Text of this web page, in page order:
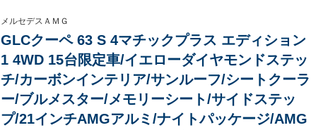
メルセデスＡＭＧ
GLCクーペ 63 S 4マチックプラス エディション
1 4WD 15台限定車/イエローダイヤモンドステッ
チ/カーボンインテリア/サンルーフ/シートクーラ
ー/ブルメスター/メモリーシート/サイドステッ
プ/21インチAMGアルミ/ナイトパッケージ/AMG